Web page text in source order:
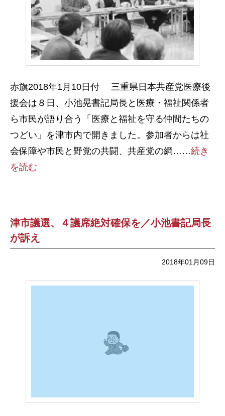
赤旗2018年1月10日付 三重県日本共産党医療後
援会は８日、小池晃書記局長と医療・福祉関係者
ら市民が語り合う「医療と福祉を守る仲間たちの
つどい」を津市内で開きました。参加者からは社
会保障や市民と野党の共闘、共産党の綱……続き
を読む
津市議選、４議席絶対確保を／小池書記局長
が訴え
2018年01月09日